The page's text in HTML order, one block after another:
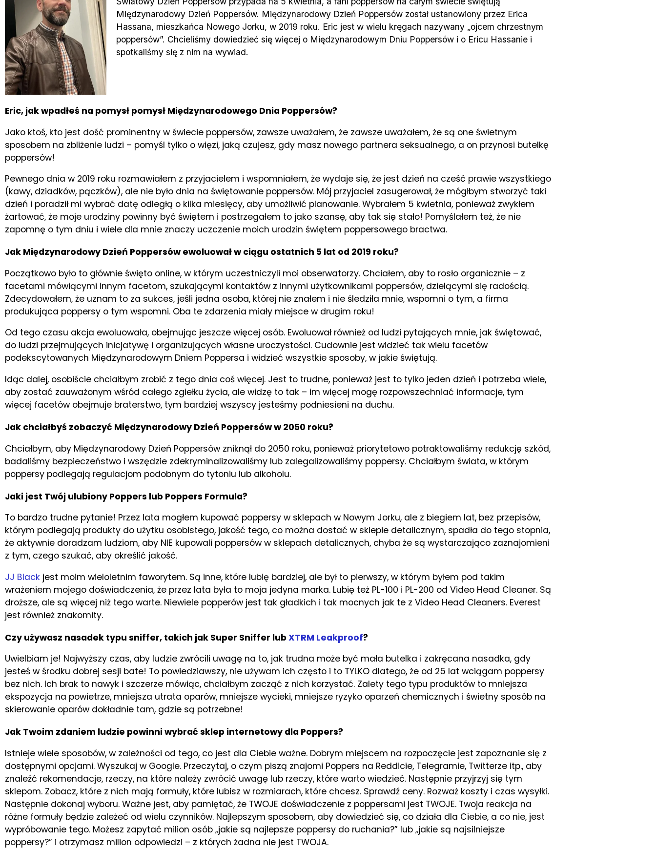
Międzynarodowy Dzień Poppersów. Międzynarodowy Dzień Poppersów został ustanowiony przez Erica
Hassana, mieszkańca Nowego Jorku, w 2019 roku. Eric jest w wielu kręgach nazywany „ojcem chrzestnym
poppersów”. Chcieliśmy dowiedzieć się więcej o Międzynarodowym Dniu Poppersów i o Ericu Hassanie i
spotkaliśmy się z nim na wywiad.
Eric, jak wpadłeś na pomysł pomysł Międzynarodowego Dnia Poppersów?
Jako ktoś, kto jest dość prominentny w świecie poppersów, zawsze uważałem, że zawsze uważałem, że są one świetnym
sposobem na zbliżenie ludzi – pomyśl tylko o więzi, jaką czujesz, gdy masz nowego partnera seksualnego, a on przynosi butelkę
poppersów!
Pewnego dnia w 2019 roku rozmawiałem z przyjacielem i wspomniałem, że wydaje się, że jest dzień na cześć prawie wszystkiego
(kawy, dziadków, pączków), ale nie było dnia na świętowanie poppersów. Mój przyjaciel zasugerował, że mógłbym stworzyć taki
dzień i poradził mi wybrać datę odległą o kilka miesięcy, aby umożliwić planowanie. Wybrałem 5 kwietnia, ponieważ zwykłem
żartować, że moje urodziny powinny być świętem i postrzegałem to jako szansę, aby tak się stało! Pomyślałem też, że nie
zapomnę o tym dniu i wiele dla mnie znaczy uczczenie moich urodzin świętem poppersowego bractwa.
Jak Międzynarodowy Dzień Poppersów ewoluował w ciągu ostatnich 5 lat od 2019 roku?
Początkowo było to głównie święto online, w którym uczestniczyli moi obserwatorzy. Chciałem, aby to rosło organicznie – z
facetami mówiącymi innym facetom, szukającymi kontaktów z innymi użytkownikami poppersów, dzielącymi się radością.
Zdecydowałem, że uznam to za sukces, jeśli jedna osoba, której nie znałem i nie śledziła mnie, wspomni o tym, a firma
produkująca poppersy o tym wspomni. Oba te zdarzenia miały miejsce w drugim roku!
Od tego czasu akcja ewoluowała, obejmując jeszcze więcej osób. Ewoluował również od ludzi pytających mnie, jak świętować,
do ludzi przejmujących inicjatywę i organizujących własne uroczystości. Cudownie jest widzieć tak wielu facetów
podekscytowanych Międzynarodowym Dniem Poppersa i widzieć wszystkie sposoby, w jakie świętują.
Idąc dalej, osobiście chciałbym zrobić z tego dnia coś więcej. Jest to trudne, ponieważ jest to tylko jeden dzień i potrzeba wiele,
aby zostać zauważonym wśród całego zgiełku życia, ale widzę to tak – im więcej mogę rozpowszechniać informacje, tym
więcej facetów obejmuje braterstwo, tym bardziej wszyscy jesteśmy podniesieni na duchu.
Jak chciałbyś zobaczyć Międzynarodowy Dzień Poppersów w 2050 roku?
Chciałbym, aby Międzynarodowy Dzień Poppersów zniknął do 2050 roku, ponieważ priorytetowo potraktowaliśmy redukcję szkód,
badaliśmy bezpieczeństwo i wszędzie zdekryminalizowaliśmy lub zalegalizowaliśmy poppersy. Chciałbym świata, w którym
poppersy podlegają regulacjom podobnym do tytoniu lub alkoholu.
Jaki jest Twój ulubiony Poppers lub Poppers Formula?
To bardzo trudne pytanie! Przez lata mogłem kupować poppersy w sklepach w Nowym Jorku, ale z biegiem lat, bez przepisów,
którym podlegają produkty do użytku osobistego, jakość tego, co można dostać w sklepie detalicznym, spadła do tego stopnia,
że aktywnie doradzam ludziom, aby NIE kupowali poppersów w sklepach detalicznych, chyba że są wystarczająco zaznajomieni
z tym, czego szukać, aby określić jakość.
JJ Black jest moim wieloletnim faworytem. Są inne, które lubię bardziej, ale był to pierwszy, w którym byłem pod takim
wrażeniem mojego doświadczenia, że przez lata była to moja jedyna marka. Lubię też PL-100 i PL-200 od Video Head Cleaner. Są
droższe, ale są więcej niż tego warte. Niewiele popperów jest tak gładkich i tak mocnych jak te z Video Head Cleaners. Everest
jest również znakomity.
Czy używasz nasadek typu sniffer, takich jak Super Sniffer lub XTRM Leakproof?
Uwielbiam je! Najwyższy czas, aby ludzie zwrócili uwagę na to, jak trudna może być mała butelka i zakręcana nasadka, gdy
jesteś w środku dobrej sesji bate! To powiedziawszy, nie używam ich często i to TYLKO dlatego, że od 25 lat wciągam poppersy
bez nich. Ich brak to nawyk i szczerze mówiąc, chciałbym zacząć z nich korzystać. Zalety tego typu produktów to mniejsza
ekspozycja na powietrze, mniejsza utrata oparów, mniejsze wycieki, mniejsze ryzyko oparzeń chemicznych i świetny sposób na
skierowanie oparów dokładnie tam, gdzie są potrzebne!
Jak Twoim zdaniem ludzie powinni wybrać sklep internetowy dla Poppers?
Istnieje wiele sposobów, w zależności od tego, co jest dla Ciebie ważne. Dobrym miejscem na rozpoczęcie jest zapoznanie się z
dostępnymi opcjami. Wyszukaj w Google. Przeczytaj, o czym piszą znajomi Poppers na Reddicie, Telegramie, Twitterze itp., aby
znaleźć rekomendacje, rzeczy, na które należy zwrócić uwagę lub rzeczy, które warto wiedzieć. Następnie przyjrzyj się tym
sklepom. Zobacz, które z nich mają formuły, które lubisz w rozmiarach, które chcesz. Sprawdź ceny. Rozważ koszty i czas wysyłki.
Następnie dokonaj wyboru. Ważne jest, aby pamiętać, że TWOJE doświadczenie z poppersami jest TWOJE. Twoja reakcja na
różne formuły będzie zależeć od wielu czynników. Najlepszym sposobem, aby dowiedzieć się, co działa dla Ciebie, a co nie, jest
wypróbowanie tego. Możesz zapytać milion osób „jakie są najlepsze poppersy do ruchania?” lub „jakie są najsilniejsze
poppersy?” i otrzymasz milion odpowiedzi – z których żadna nie jest TWOJA.